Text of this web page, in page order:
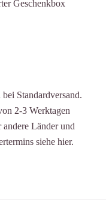
Geschenkbox
Standardversand.
2-3 Werktagen
Länder und
siehe hier.